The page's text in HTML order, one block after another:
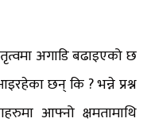
अगाडि बढाइएको छ
छन् कि ? भन्ने प्रश्न
आफ्नो क्षमतामाथि